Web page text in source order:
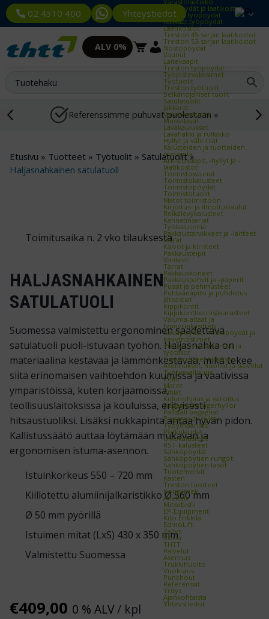
02 4310 400 YhteystiedotTyöpöydät ja laatikostot
Kevyet työpöydät
Raskaat työpöydät
Laatikostot
Treston 45-sarjan laatikostot
Treston 53-sarjan laatikostot
Nostopöydät
Vaunut
Laitekaapit
Treston työpöydät
Työpistevalaisimet
Työtuolit
Treston työtuolit
Selkänojalliset tuolit
Satulatuolit
Jakkarat
Valvomotuolit
Muovilavat
Lavakaulukset
Lavahäkki ja rullakko
Hyllyt ja väliritilät
Kalusteiden ja tuotteiden
merkintä
Arkistokaapit, -hyllyt ja -
laatikostot
Toimistovaunut
Toimistokalusteet
Toimistopöydät
Toimistotuolit
Matot toimistoon
Kirjoitus- ja ilmoitustaulut
Reikälevykalusteet
Kannatinsarjat
Työkaluseinä
Pakkaustarvikkeet ja -laitteet
Vaa'at
Kalvot ja kiristeet
Pakkausteipit
Vanteet
Tarrat
Pakkauskoneet
Pakkauspahvit ja -paperit
Pussit ja pehmusteet
Puhtaanapito ja puhdistus
Jäteastiat
Kippikontit
Kippikonttien lisävarusteet
Valuma-altaat ja
tynnyrinkäsittely
Saksipöydät, nostopöydät ja
kevytnostimet
Tikkaat, nousuportaat ja
työtasot
Lisävarusteet tikkaisiin
Asennukset, huollot ja palvelut
Työturvallisuus
Peilit
Matot
Ritilät
Kulunohjaus ja varoitus
Begagnade lagerhyllor
Pallställ begagnat
Begagnade hyllor
Työympäristö
Potkulaudat
Ulkokalusteet
RST-kalusteet
Sähköpöydät
Sähköpöytien rungot
Sähköpöytien tasot
Tuotemerkit
Kasten
Treston tuotteet
Kongamek
Axelent
Mitsubishi
EP-Equipment
Kito Erikkilä
EdmoLift
Zallys
Rocla
THTT
Palvelut
Asennus
Trukkihuolto
Vuokraus
Punchout
Referenssit
Yritys
Ajankohtaista
Yhteystiedot
ALV 0%
Referenssimme puhuvat puolestaan »
Etusivu » Tuotteet » Työtuolit » Satulatuolit»
Haljasnahkainen satulatuoli
Toimitusaika n. 2 vko tilauksesta
HALJASNAHKAINEN
SATULATUOLI
Suomessa valmistettu ergonominen säädettävä
satulatuoli puoli-istuvaan työhön. Haljasnahka on
materiaalina kestävää ja lämmönkestävää, mikä tekee
siitä erinomaisen vaihtoehdon kuumissa ja vaativissa
ympäristöissä, kuten korjaamoissa,
teollisuuslaitoksissa ja kouluissa, erityisesti
hitsaustuoliksi. Lisäksi nukkapinta antaa hyvän pidon.
Kallistussäätö auttaa löytämään mukavan ja
ergonomisen istuma-asennon.
Istuinkorkeus 550 – 720 mm
Kiillotettu alumiinijalkaristikko Ø 560 mm
Ø 50 mm pyörillä
Istuimen mitat (LxS) 430 x 350 mm
Valmistettu Suomessa
€409,00 0 % ALV/ kpl